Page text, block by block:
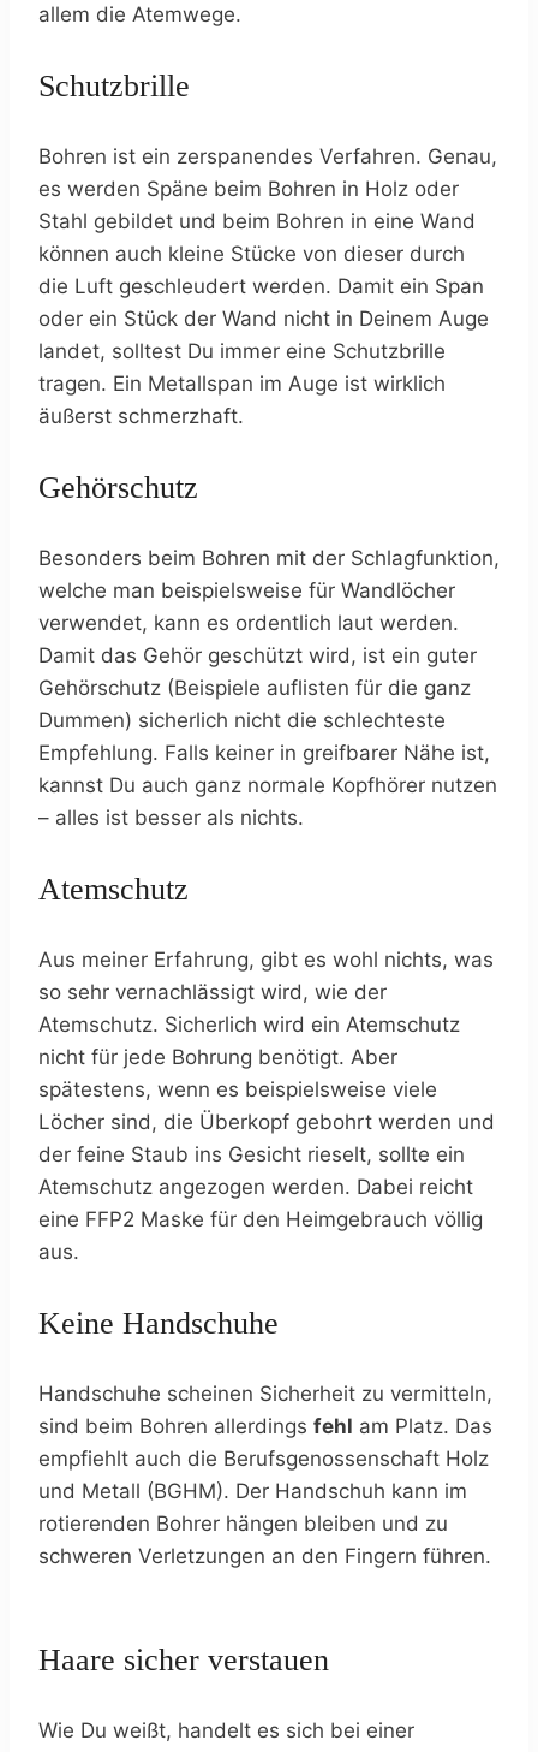
allem die Atemwege.
Schutzbrille
Bohren ist ein zerspanendes Verfahren. Genau,
es werden Späne beim Bohren in Holz oder
Stahl gebildet und beim Bohren in eine Wand
können auch kleine Stücke von dieser durch
die Luft geschleudert werden. Damit ein Span
oder ein Stück der Wand nicht in Deinem Auge
landet, solltest Du immer eine Schutzbrille
tragen. Ein Metallspan im Auge ist wirklich
äußerst schmerzhaft.
Gehörschutz
Besonders beim Bohren mit der Schlagfunktion,
welche man beispielsweise für Wandlöcher
verwendet, kann es ordentlich laut werden.
Damit das Gehör geschützt wird, ist ein guter
Gehörschutz (Beispiele auflisten für die ganz
Dummen) sicherlich nicht die schlechteste
Empfehlung. Falls keiner in greifbarer Nähe ist,
kannst Du auch ganz normale Kopfhörer nutzen
– alles ist besser als nichts.
Atemschutz
Aus meiner Erfahrung, gibt es wohl nichts, was
so sehr vernachlässigt wird, wie der
Atemschutz. Sicherlich wird ein Atemschutz
nicht für jede Bohrung benötigt. Aber
spätestens, wenn es beispielsweise viele
Löcher sind, die Überkopf gebohrt werden und
der feine Staub ins Gesicht rieselt, sollte ein
Atemschutz angezogen werden. Dabei reicht
eine FFP2 Maske für den Heimgebrauch völlig
aus.
Keine Handschuhe
Handschuhe scheinen Sicherheit zu vermitteln,
sind beim Bohren allerdings fehl am Platz. Das
empfiehlt auch die Berufsgenossenschaft Holz
und Metall (BGHM). Der Handschuh kann im
rotierenden Bohrer hängen bleiben und zu
schweren Verletzungen an den Fingern führen.
Haare sicher verstauen
Wie Du weißt, handelt es sich bei einer